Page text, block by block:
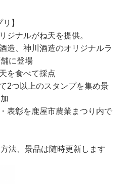
】
ジナルがね天を提供。
造、神川酒造のオリジナルラ
に登場
を食べて採点
2つ以上のスタンプを集め景
表彰を鹿屋市農業まつり内で
法、景品は随時更新します